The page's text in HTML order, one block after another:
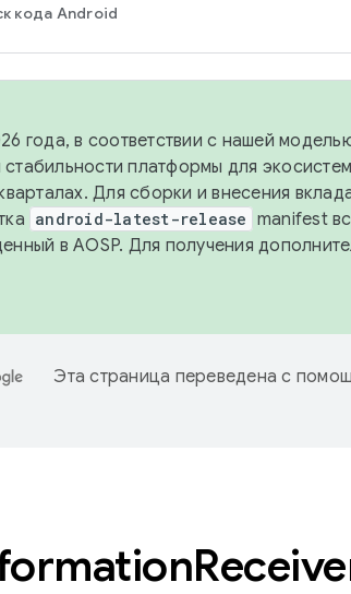
кода Android
года, в соответствии с нашей
платформы для
Для сборки и внесения
android-latest-release manifest
в AOSP. Для получения
Эта страница переведена с